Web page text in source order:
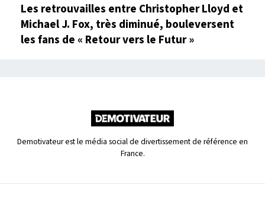
Les retrouvailles entre Christopher Lloyd et
Michael J. Fox, très diminué, bouleversent
les fans de « Retour vers le Futur »
Demotivateur est le média social de divertissement de référence en
France.